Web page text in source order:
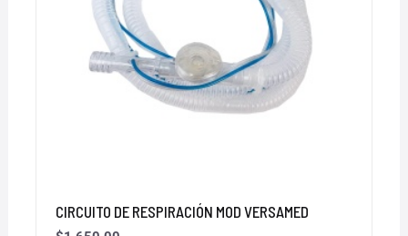
CIRCUITO DE RESPIRACIÓN MOD VERSAMED